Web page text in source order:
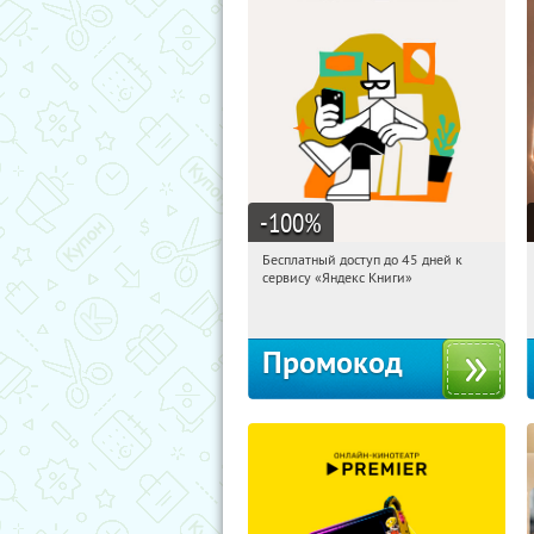
-100%
08:21:26
Получи первым!
Бесплатный доступ до 45 дней к
сервису «Яндекс Книги»
Промокод